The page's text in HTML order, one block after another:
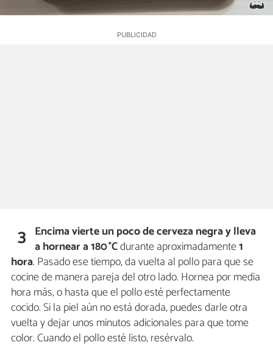
3 Encima vierte un poco de cerveza negra y lleva
ahornear a 180 °Cdurante aproximadamente1
hora. Pasado ese tiempo, da vuelta al pollo para que se
cocine de manera pareja del otro lado. Hornea por media
hora más, o hasta que el pollo esté perfectamente
cocido. Si la piel aún no está dorada, puedes darle otra
vuelta y dejar unos minutos adicionales para que tome
color. Cuando el pollo esté listo, resérvalo.